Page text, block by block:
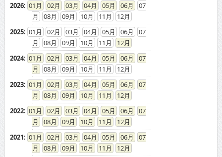
2026: 01 02 03 04 05 06
07
08
09 10 11
12
2025: 01 02 03 04 05 06
07
08
09 10 11
12
2024: 01 02 03 04 05 06
07
08
09 10 11
12
2023: 01 02 03 04 05 06
07
08
09 10 11
12
2022: 01 02 03 04 05 06
07
08
09 10 11
12
2021: 01 02 03 04 05 06
07
08
09 10 11
12